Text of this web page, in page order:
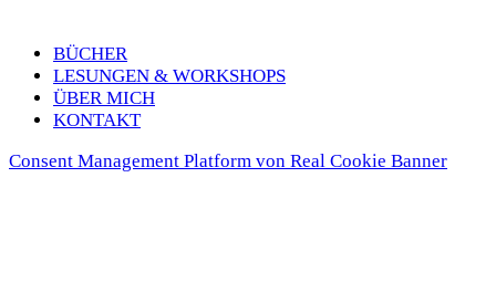
BÜCHER
LESUN­GEN & WORK­SHOPS
ÜBER MICH
KON­TAKT
Consent Management Platform von Real Cookie Banner